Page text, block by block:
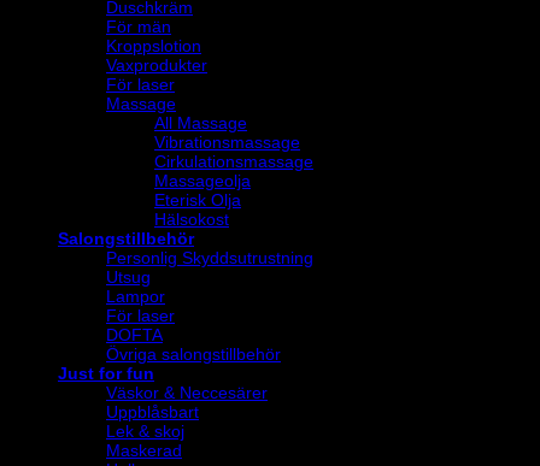
Duschkräm
För män
Kroppslotion
Vaxprodukter
För laser
Massage
All Massage
Vibrationsmassage
Cirkulationsmassage
Massageolja
Eterisk Olja
Hälsokost
Salongstillbehör
Personlig Skyddsutrustning
Utsug
Lampor
För laser
DOFTA
Övriga salongstillbehör
Just for fun
Väskor & Neccesärer
Uppblåsbart
Lek & skoj
Maskerad